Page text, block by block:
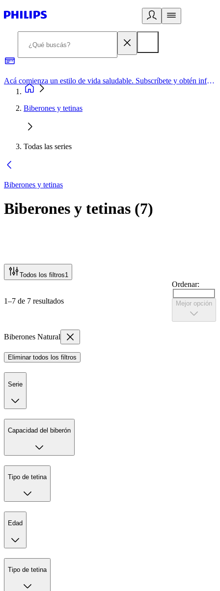
Acá comienza un estilo de vida saludable. Subscríbete y obtén información de primera mano
Biberones y tetinas
Todas las series
Biberones y tetinas
Biberones y tetinas (7)
Todos los filtros1
1–7 de 7 resultados
Ordenar:
Mejor opción
Biberones Natural
Eliminar todos los filtros
Serie
Capacidad del biberón
Tipo de tetina
Edad
Tipo de tetina